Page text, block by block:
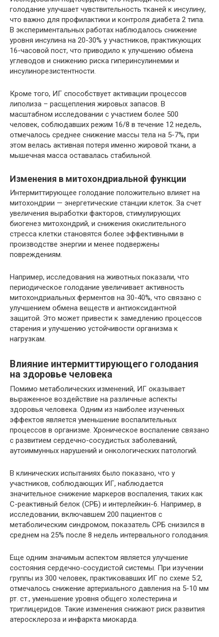
голодание улучшает чувствительность тканей к инсулину,
что важно для профилактики и контроля диабета 2 типа.
В экспериментальных работах наблюдалось снижение
уровня инсулина на 20-30% у участников, практикующих
16-часовой пост, что приводило к улучшению обмена
углеводов и снижению риска гиперинсулинемии и
инсулинорезистентности.
Кроме того, ИГ способствует активации процессов
липолиза – расщепления жировых запасов. В
масштабном исследовании с участием более 500
человек, соблюдавших режим 16/8 в течение 12 недель,
отмечалось среднее снижение массы тела на 5-7%, при
этом велась активная потеря именно жировой ткани, а
мышечная масса оставалась стабильной.
Изменения в митохондриальной функции
Интермиттирующее голодание положительно влияет на
митохондрии — энергетические станции клеток. За счет
увеличения выработки факторов, стимулирующих
биогенез митохондрий, и снижения окислительного
стресса клетки становятся более эффективными в
производстве энергии и менее подвержены
повреждениям.
Например, исследования на животных показали, что
периодическое голодание увеличивает активность
митохондриальных ферментов на 30-40%, что связано с
улучшением обмена веществ и антиоксидантной
защитой. Это может привести к замедлению процессов
старения и улучшению устойчивости организма к
нагрузкам.
Влияние интермиттирующего голодания
на здоровье человека
Помимо метаболических изменений, ИГ оказывает
выраженное воздействие на различные аспекты
здоровья человека. Одним из наиболее изученных
эффектов является уменьшение воспалительных
процессов в организме. Хроническое воспаление связано
с развитием сердечно-сосудистых заболеваний,
аутоиммунных нарушений и онкологических патологий.
В клинических испытаниях было показано, что у
участников, соблюдающих ИГ, наблюдается
значительное снижение маркеров воспаления, таких как
С-реактивный белок (СРБ) и интерлейкин-6. Например, в
исследовании, включавшем 200 пациентов с
метаболическим синдромом, показатель СРБ снизился в
среднем на 25% после 8 недель интервального голодания.
Еще одним значимым аспектом является улучшение
состояния сердечно-сосудистой системы. При изучении
группы из 300 человек, практиковавших ИГ по схеме 5:2,
отмечалось снижение артериального давления на 5-10 мм
рт. ст., уменьшение уровня общего холестерина и
триглицеридов. Такие изменения снижают риск развития
атеросклероза и инфаркта миокарда.